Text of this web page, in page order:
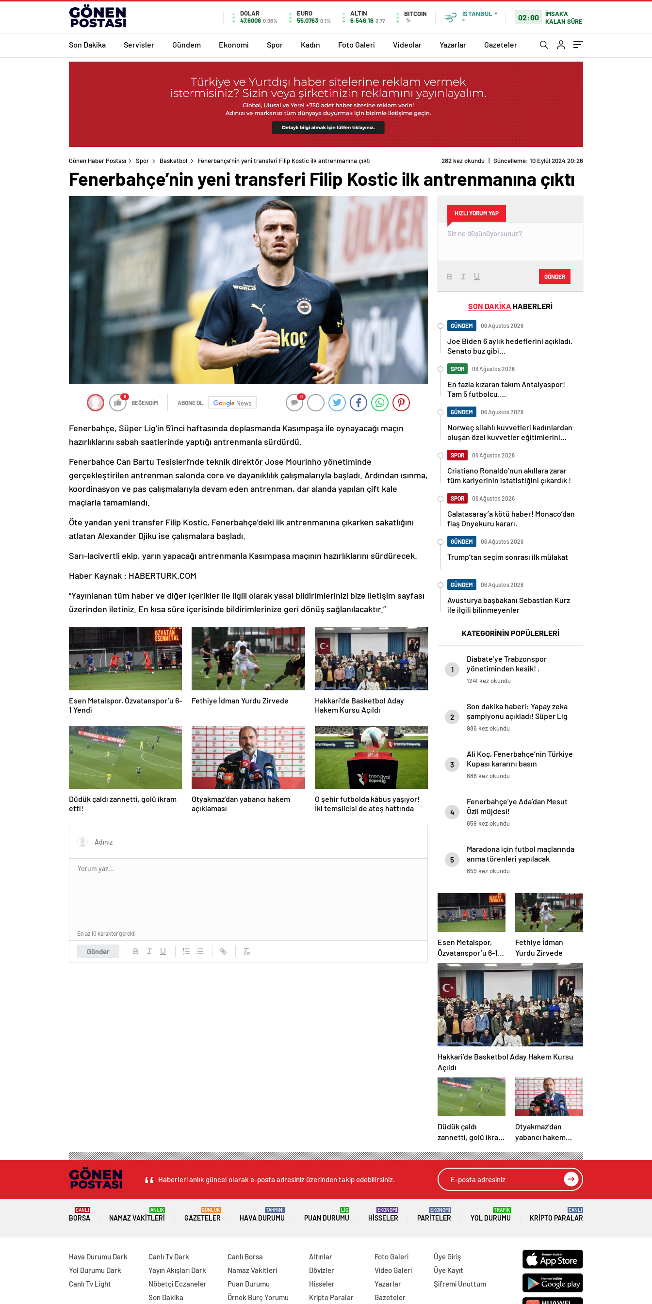
DOLAR
47,6008 0.06%
EURO
55,0763 0.1%
ALTIN
6.546,16 0,77
BITCOIN
%
İSTANBUL
°
02:00
İMSAK'A
KALAN SÜRE
Son Dakika Servisler Gündem Ekonomi Spor Kadın Foto Galeri Videolar Yazarlar Gazeteler
Gönen Haber Postası Spor Basketbol Fenerbahçe’nin yeni transferi Filip Kostic ilk antrenmanına çıktı 282 kez okundu | Güncelleme: 10 Eylül 2024 20:26
Fenerbahçe’nin yeni transferi Filip Kostic ilk antrenmanına çıktı
0
BEĞENDİM ABONE OL News
0
Fenerbahçe, Süper Lig’in 5’inci haftasında deplasmanda Kasımpaşa ile oynayacağı maçın
hazırlıklarını sabah saatlerinde yaptığı antrenmanla sürdürdü.
Fenerbahçe Can Bartu Tesisleri’nde teknik direktör Jose Mourinho yönetiminde
gerçekleştirilen antrenman salonda core ve dayanıklılık çalışmalarıyla başladı. Ardından ısınma,
koordinasyon ve pas çalışmalarıyla devam eden antrenman, dar alanda yapılan çift kale
maçlarla tamamlandı.
Öte yandan yeni transfer Filip Kostic, Fenerbahçe’deki ilk antrenmanına çıkarken sakatlığını
atlatan Alexander Djiku ise çalışmalara başladı.
Sarı-lacivertli ekip, yarın yapacağı antrenmanla Kasımpaşa maçının hazırlıklarını sürdürecek.
Haber Kaynak : HABERTURK.COM
“Yayınlanan tüm haber ve diğer içerikler ile ilgili olarak yasal bildirimlerinizi bize iletişim sayfası
üzerinden iletiniz. En kısa süre içerisinde bildirimlerinize geri dönüş sağlanılacaktır.”
Esen Metalspor, Özvatanspor’u 6-
1 Yendi
Fethiye İdman Yurdu Zirvede
Hakkari’de Basketbol Aday
Hakem Kursu Açıldı
Düdük çaldı zannetti, golü ikram
etti!
Otyakmaz’dan yabancı hakem
açıklaması
O şehir futbolda kâbus yaşıyor!
İki temsilcisi de ateş hattında
Gönder
En az 10 karakter gerekli
HIZLI YORUM YAP
GÖNDER
SON DAKİKA HABERLERİ
GÜNDEM 06 Ağustos 2026
Joe Biden 6 aylık hedeflerini açıkladı.
Senato buz gibi…
SPOR 06 Ağustos 2026
En fazla kızaran takım Antalyaspor!
Tam 5 futbolcu….
GÜNDEM 06 Ağustos 2026
Norweç silahlı kuvvetleri kadınlardan
oluşan özel kuvvetler eğitimlerini
SPOR 06 Ağustos 2026
Cristiano Ronaldo’nun akıllara zarar
tüm kariyerinin istatistiğini çıkardık !
SPOR 06 Ağustos 2026
Galatasaray’a kötü haber! Monaco’dan
flaş Onyekuru kararı.
GÜNDEM 06 Ağustos 2026
Trump’tan seçim sonrası ilk mülakat
GÜNDEM 06 Ağustos 2026
Avusturya başbakanı Sebastian Kurz
ile ilgili bilinmeyenler
KATEGORİNİN POPÜLERLERİ
1
Diabate’ye Trabzonspor
yönetiminden kesik! .
1241 kez okundu
2
Son dakika haberi: Yapay zeka
şampiyonu açıkladı! Süper Lig
için olay tahmin
986 kez okundu
3
Ali Koç, Fenerbahçe’nin Türkiye
Kupası kararını basın
toplantısıyla açıklayacak
886 kez okundu
4
Fenerbahçe’ye Ada’dan Mesut
Özil müjdesi!
859 kez okundu
5
Maradona için futbol maçlarında
anma törenleri yapılacak
859 kez okundu
Esen Metalspor,
Özvatanspor’u 6-1
Yendi
Fethiye İdman
Yurdu Zirvede
Hakkari’de Basketbol Aday Hakem Kursu
Açıldı
Düdük çaldı
zannetti, golü ikram
Otyakmaz’dan
yabancı hakem
Haberleri anlık güncel olarak e-posta adresiniz üzerinden takip edebilirsiniz.
BORSA
CANLI
NAMAZ VAKITLERI
ANLIK
GAZETELER
GÜNLÜK
HAVA DURUMU
TAHMİNİ
PUAN DURUMU
LİG
HISSELER
EKONOMİ
PARITELER
EKONOMİ
YOL DURUMU
TRAFİK
KRIPTO PARALAR
CANLI
Hava Durumu Dark
Yol Durumu Dark
Canlı Tv Light
Canlı Tv Dark
Yayın Akışları Dark
Nöbetçi Eczaneler
Son Dakika
Canlı Borsa
Namaz Vakitleri
Puan Durumu
Örnek Burç Yorumu
Altınlar
Dövizler
Hisseler
Kripto Paralar
Foto Galeri
Video Galeri
Yazarlar
Gazeteler
Üye Giriş
Üye Kayıt
Şifremi Unuttum